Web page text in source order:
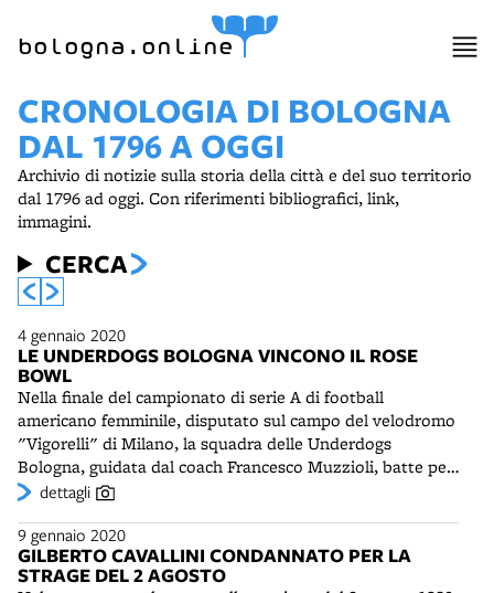
bologna.online
CRONOLOGIA DI BOLOGNA
DAL 1796 A OGGI
Archivio di notizie sulla storia della città e del suo territorio
dal 1796 ad oggi. Con riferimenti bibliografici, link,
immagini.
CERCA
4 gennaio 2020
LE UNDERDOGS BOLOGNA VINCONO IL ROSE
BOWL
Nella finale del campionato di serie A di football
americano femminile, disputato sul campo del velodromo
"Vigorelli" di Milano, la squadra delle Underdogs
Bologna, guidata dal coach Francesco Muzzioli, batte per
32 a 14 le Apuania Unicorns di Massa e conquista il titolo
tra le Neptunes Bologna e le Fenici Ferrara. Nei due primi
campionati ha ceduto solo in finale. Nel torneo del 2019
ha completato una "perfect season", vincendo tutte le
dettagli
9 gennaio 2020
GILBERTO CAVALLINI CONDANNATO PER LA
STRAGE DEL 2 AGOSTO